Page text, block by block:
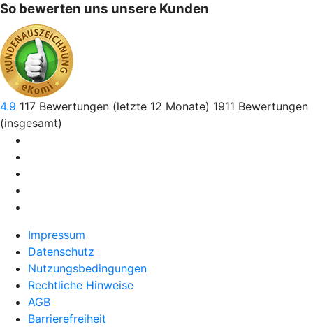
So bewerten uns unsere Kunden
4.9 117 Bewertungen (letzte 12 Monate) 1911 Bewertungen
(insgesamt)
Impressum
Datenschutz
Nutzungsbedingungen
Rechtliche Hinweise
AGB
Barrierefreiheit